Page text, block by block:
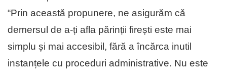
“Prin această propunere, ne asigurăm cǎ
demersul de a-ți afla părinții firești este mai
simplu și mai accesibil, fără a încărca inutil
instanțele cu proceduri administrative. Nu este